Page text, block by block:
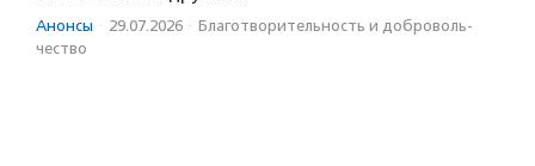
Анонсы · 29.07.2026 · Благотвори­тель­ность и доброволь­
чест­во